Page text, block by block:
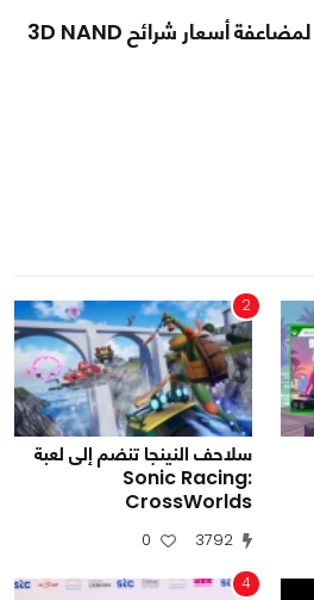
تقارير: SanDisk تستعد لمضاعفة أسعار شرائح 3D NAND
2
سلاحف النينجا تنضم إلى لعبة
Sonic Racing:
CrossWorlds
3792
0
4